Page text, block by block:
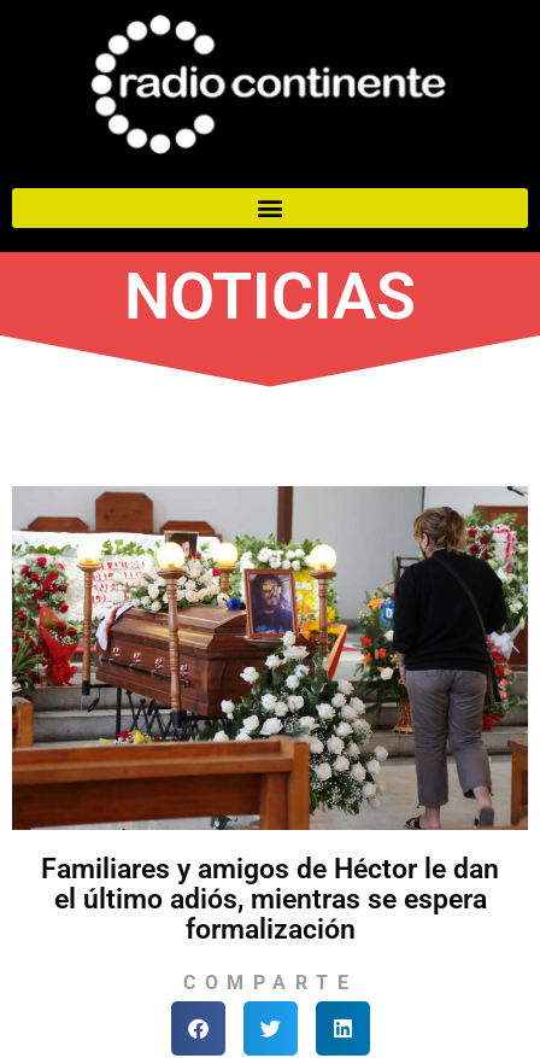
NOTICIAS
Familiares y amigos de Héctor le dan
el último adiós, mientras se espera
formalización
COMPARTE